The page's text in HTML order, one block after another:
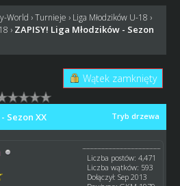
World ›Turnieje › Liga Młodzików U-18 ›
› ZAPISY! Liga Młodzików - Sezon
Wątek zamknięty
Tryb drzewa
Sezon XX
Liczba postów: 4,471
Liczba wątków: 593
Dołączył: Sep 2013